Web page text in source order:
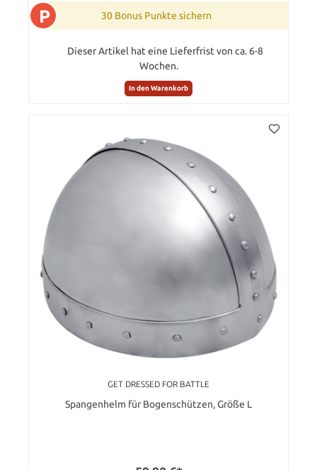
P 30 Bonus Punkte sichern
Dieser Artikel hat eine Lieferfrist von ca. 6-8
Wochen.
In den Warenkorb
GET DRESSED FOR BATTLE
Spangenhelm für Bogenschützen, Größe L